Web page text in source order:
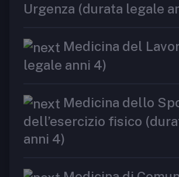
Urgenza (durata legale
Medicina del
legale anni 4)
Medicina dello
dell’esercizio fisico
anni 4)